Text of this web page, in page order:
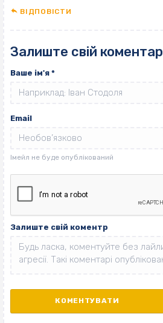
ВІДПОВІCТИ
Залиште свій коментар
Ваше ім'я *
Email
Залиште свій коментр